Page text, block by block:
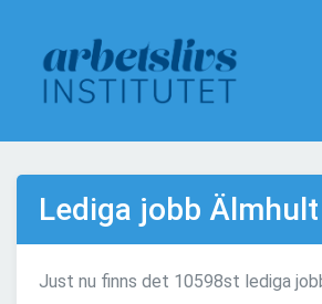
Lediga jobb Älmhult
Just nu finns det 10598st lediga